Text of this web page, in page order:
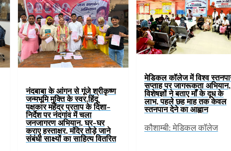
नंदबाबा के आंगन से गूंजे श्रीकृष्ण
जन्मभूमि मुक्ति के स्वर,हिंदू
पक्षकार महेंद्र प्रताप के दिशा-
निर्देश पर नंदगांव में चला
जनजागरण अभियान, घर-घर
कराए हस्ताक्षर, मंदिर तोड़े जाने
संबंधी साक्ष्यों का साहित्य वितरित
मेडिकल कॉलेज में विश्व
सप्ताह पर जागरूकता अभियान,
विशेषज्ञों ने बताए माँ के दूध के
लाभ, पहले छह माह तक केवल
स्तनपान देने का आह्वान
कौशाम्बी: मेडिकल कॉलेज